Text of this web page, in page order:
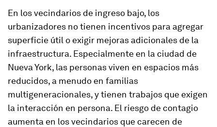
En los vecindarios de ingreso bajo, los
urbanizadores no tienen incentivos para agregar
superficie útil o exigir mejoras adicionales de la
infraestructura. Especialmente en la ciudad de
Nueva York, las personas viven en espacios más
reducidos, a menudo en familias
multigeneracionales, y tienen trabajos que exigen
la interacción en persona. El riesgo de contagio
aumenta en los vecindarios que carecen de